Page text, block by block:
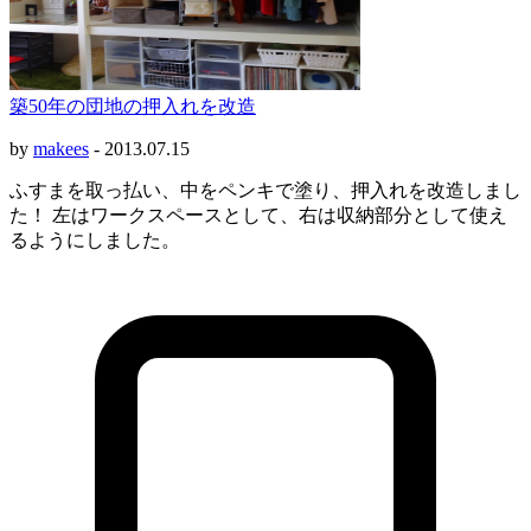
築50年の団地の押入れを改造
by makees - 2013.07.15
ふすまを取っ払い、中をペンキで塗り、押入れを改造しまし
た！ 左はワークスペースとして、右は収納部分として使え
るようにしました。